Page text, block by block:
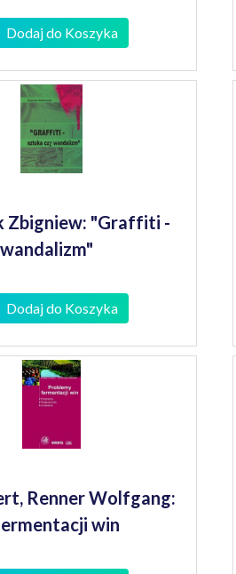
Dodaj do Koszyka
Zbigniew: "Graffiti -
Dodaj do Koszyka
Renner Wolfgang:
win